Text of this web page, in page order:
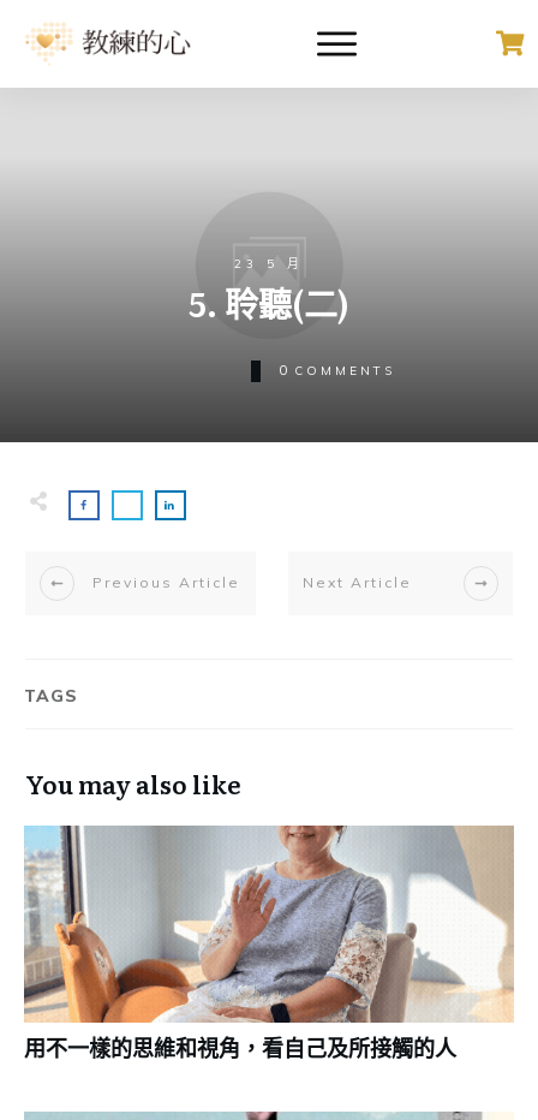
23 5 月
5. 聆聽(二)
0 COMMENTS
Previous Article Next Article
TAGS
You may also like
用不一樣的思維和視角，看自己及所接觸的人